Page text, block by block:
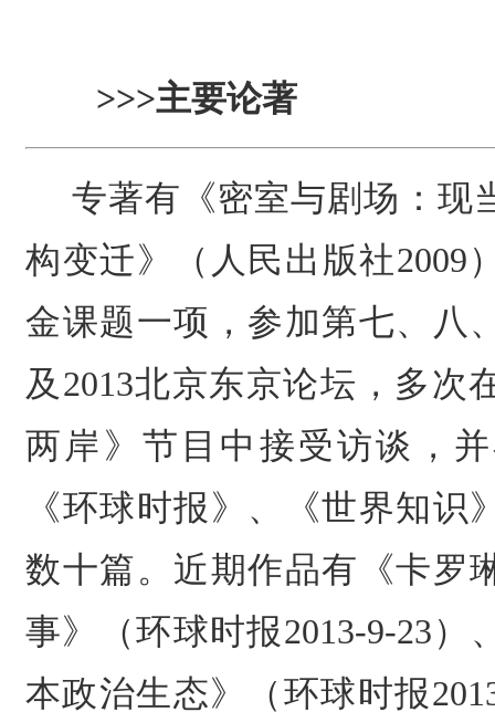
>>>主要论著
专著有《密室与剧场：现
构变迁》（人民出版社2009
金课题一项，参加第七、八
及 2013北京东京论坛，多次
两岸》节目中接受访谈，
《环球时报》、《世界知识
数十篇。近期作品有《卡罗
事》（环球时报2013-9-23）
本政治生态》（环球时报